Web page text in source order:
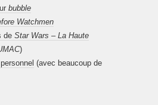
bubble
Watchmen
de Star Wars – La Haute
)
(avec beaucoup de